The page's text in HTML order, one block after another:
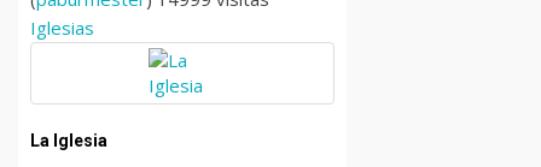
Iglesias
La Iglesia